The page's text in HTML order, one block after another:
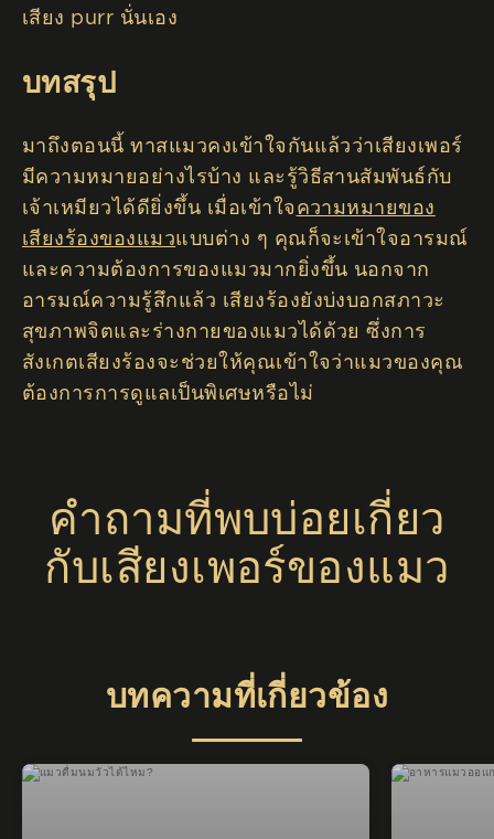
เสียง purr นั่นเอง
บทสรุป
มาถึงตอนนี้ ทาสแมวคงเข้าใจกันแล้วว่าเสียงเพอร์
มีความหมายอย่างไรบ้าง และรู้วิธีสานสัมพันธ์กับ
เจ้าเหมียวได้ดียิ่งขึ้น เมื่อเข้าใจความหมายของ
เสียงร้องของแมวแบบต่าง ๆ คุณก็จะเข้าใจอารมณ์
และความต้องการของแมวมากยิ่งขึ้น นอกจาก
อารมณ์ความรู้สึกแล้ว เสียงร้องยังบ่งบอกสภาวะ
สุขภาพจิตและร่างกายของแมวได้ด้วย ซึ่งการ
สังเกตเสียงร้องจะช่วยให้คุณเข้าใจว่าแมวของคุณ
ต้องการการดูแลเป็นพิเศษหรือไม่
คำถามที่พบบ่อยเกี่ยว
กับเสียงเพอร์ของแมว
บทความที่เกี่ยวข้อง